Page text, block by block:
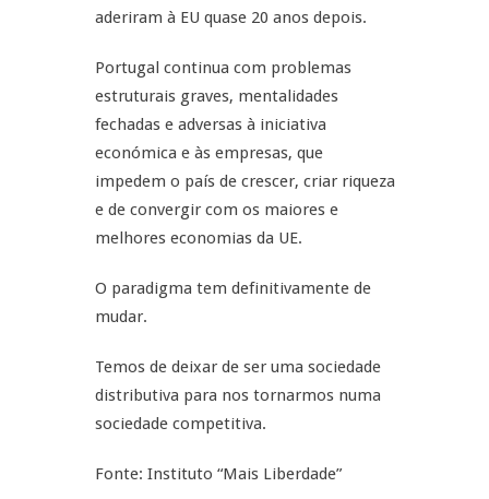
aderiram à EU quase 20 anos depois.
Portugal continua com problemas
estruturais graves, mentalidades
fechadas e adversas à iniciativa
económica e às empresas, que
impedem o país de crescer, criar riqueza
e de convergir com os maiores e
melhores economias da UE.
O paradigma tem definitivamente de
mudar.
Temos de deixar de ser uma sociedade
distributiva para nos tornarmos numa
sociedade competitiva.
Fonte: Instituto “Mais Liberdade”